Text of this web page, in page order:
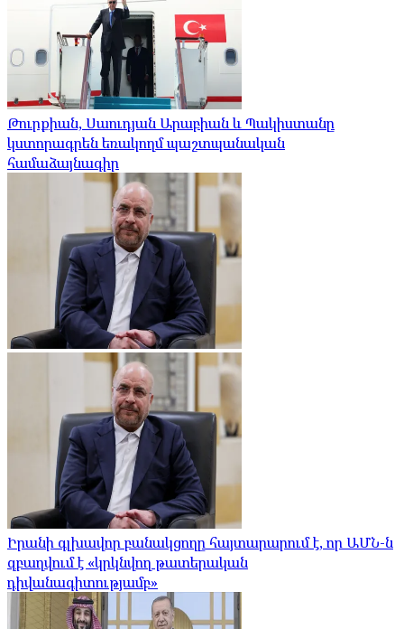
Թուրքիան, Սաուդյան Արաբիան և Պակիստանը
կստորագրեն եռակողմ պաշտպանական
համաձայնագիր
Իրանի գլխավոր բանակցողը հայտարարում է, որ ԱՄՆ-ն
զբաղվում է «կրկնվող թատերական
դիվանագիտությամբ»